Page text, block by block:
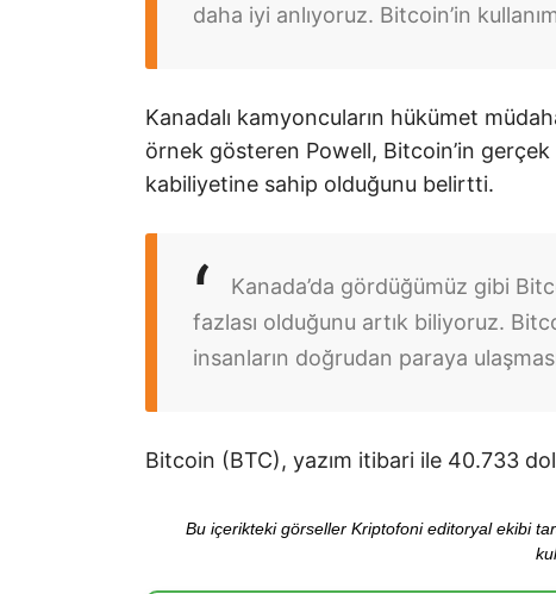
daha iyi anlıyoruz. Bitcoin’in
Kanadalı kamyoncuların hükümet
örnek gösteren Powell, Bitcoin’in
kabiliyetine sahip olduğunu belirtti.
Kanada’da gördüğümüz gibi
fazlası olduğunu artık biliyoruz.
insanların doğrudan paraya
Bitcoin (BTC), yazım itibari ile 40.733
Bu içerikteki görseller Kriptofoni editoryal ekibi